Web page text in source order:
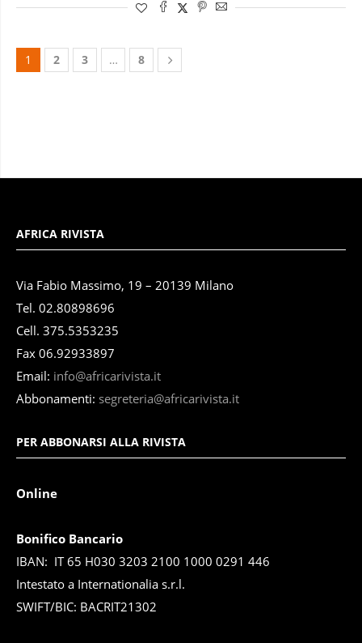
1 2 3 … 8
AFRICA RIVISTA
Via Fabio Massimo, 19 – 20139 Milano
Tel. 02.80898696
Cell. 375.5353235
Fax 06.92933897
Email: info@africarivista.it
Abbonamenti: segreteria@africarivista.it
PER ABBONARSI ALLA RIVISTA
Online
Bonifico Bancario
IBAN: IT 65 H030 3203 2100 1000 0291 446
Intestato a Internationalia s.r.l.
SWIFT/BIC: BACRIT21302